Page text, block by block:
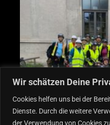
Wir schätzen Deine
Cookies helfen uns bei der
Dienste. Durch die weitere
der Verwendung von Cookies